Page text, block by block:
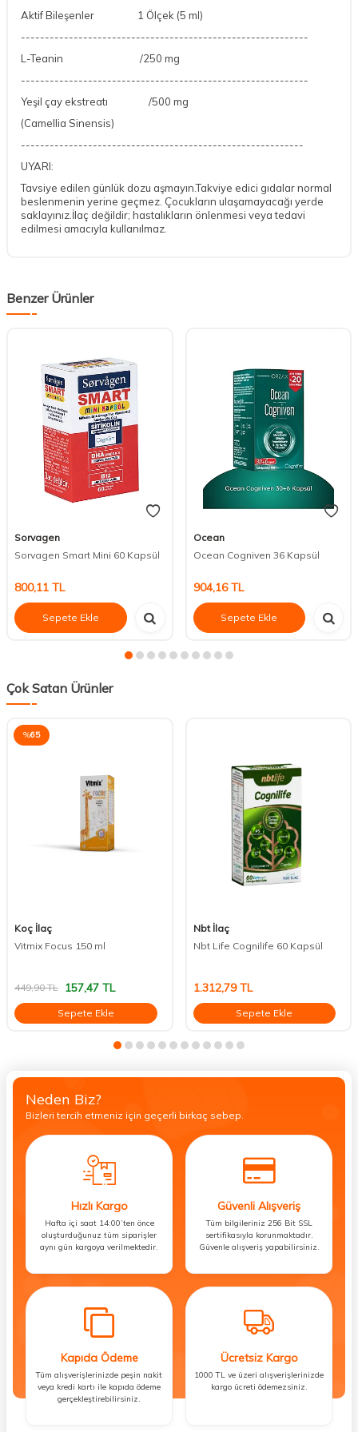
Aktif Bileşenler 1 Ölçek (5 ml)
------------------------------------------------------------
L-Teanin /250 mg
------------------------------------------------------------
Yeşil çay ekstreatı /500 mg
(Camellia Sinensis)
-----------------------------------------------------------
UYARI:
Tavsiye edilen günlük dozu aşmayın.Takviye edici gıdalar normal
beslenmenin yerine geçmez. Çocukların ulaşamayacağı yerde
saklayınız.İlaç değildir; hastalıkların önlenmesi veya tedavi
edilmesi amacıyla kullanılmaz.
Benzer Ürünler
Sorvagen
Sorvagen Smart Mini 60 Kapsül
800,11 TL
Sepete Ekle
Ocean
Ocean Cogniven 36 Kapsül
904,16TL
Sepete Ekle
Çok Satan Ürünler
%65
Koç İlaç
Vitmix Focus 150 ml
449,90TL 157,47 TL
Sepete Ekle
Nbt İlaç
Nbt Life Cognilife 60 Kapsül
1.312,79TL
Sepete Ekle
Neden Biz?
Bizleri tercih etmeniz için geçerli birkaç sebep.
Hızlı Kargo
Hafta içi saat 14:00’ten önce
oluşturduğunuz tüm siparişler
aynı gün kargoya verilmektedir.
Güvenli Alışveriş
Tüm bilgileriniz 256 Bit SSL
sertifikasıyla korunmaktadır.
Güvenle alışveriş yapabilirsiniz.
Kapıda Ödeme
Tüm alışverişlerinizde peşin nakit
veya kredi kartı ile kapıda ödeme
gerçekleştirebilirsiniz.
Ücretsiz Kargo
1000 TL ve üzeri alışverişlerinizde
kargo ücreti ödemezsiniz.